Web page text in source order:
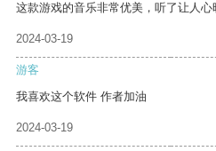
这款游戏的音乐非常优美，听了让人心
2024-03-19
游客
我喜欢这个软件 作者加油
2024-03-19